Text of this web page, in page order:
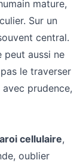
mature,
Sur un
central.
peut aussi ne
le traverser
prudence,
cellulaire,
oublier